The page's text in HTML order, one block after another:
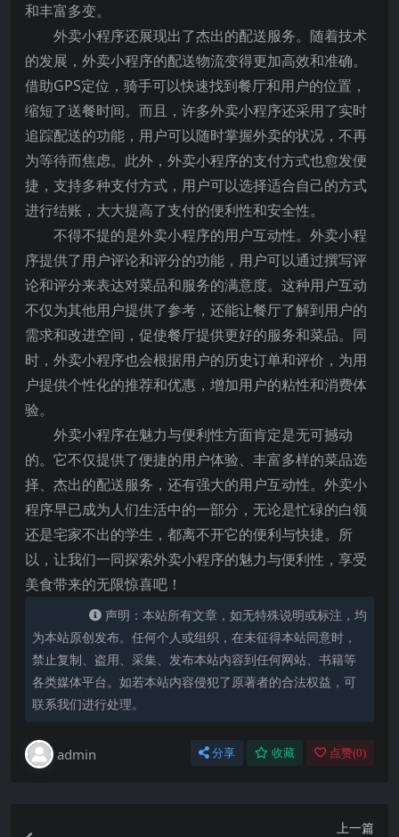
和丰富多变。
外卖小程序还展现出了杰出的配送服务。随着技术
的发展，外卖小程序的配送物流变得更加高效和准确。
借助GPS定位，骑手可以快速找到餐厅和用户的位置，
缩短了送餐时间。而且，许多外卖小程序还采用了实时
追踪配送的功能，用户可以随时掌握外卖的状况，不再
为等待而焦虑。此外，外卖小程序的支付方式也愈发便
捷，支持多种支付方式，用户可以选择适合自己的方式
进行结账，大大提高了支付的便利性和安全性。
不得不提的是外卖小程序的用户互动性。外卖小程
序提供了用户评论和评分的功能，用户可以通过撰写评
论和评分来表达对菜品和服务的满意度。这种用户互动
不仅为其他用户提供了参考，还能让餐厅了解到用户的
需求和改进空间，促使餐厅提供更好的服务和菜品。同
时，外卖小程序也会根据用户的历史订单和评价，为用
户提供个性化的推荐和优惠，增加用户的粘性和消费体
验。
外卖小程序在魅力与便利性方面肯定是无可撼动
的。它不仅提供了便捷的用户体验、丰富多样的菜品选
择、杰出的配送服务，还有强大的用户互动性。外卖小
程序早已成为人们生活中的一部分，无论是忙碌的白领
还是宅家不出的学生，都离不开它的便利与快捷。所
以，让我们一同探索外卖小程序的魅力与便利性，享受
美食带来的无限惊喜吧！
声明：本站所有文章，如无特殊说明或标注，均
为本站原创发布。任何个人或组织，在未征得本站同意时，
禁止复制、盗用、采集、发布本站内容到任何网站、书籍等
各类媒体平台。如若本站内容侵犯了原著者的合法权益，可
联系我们进行处理。
admin 分享 收藏 点赞(0)
上一篇